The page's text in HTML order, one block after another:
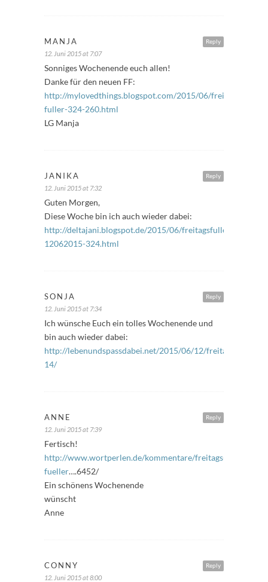
Reply
MANJA
12. Juni 2015 at 7:07
Sonniges Wochenende euch allen!
Danke für den neuen FF:
http://mylovedthings.blogspot.com/2015/06/freitags-
fuller-324-260.html
LG Manja
Reply
JANIKA
12. Juni 2015 at 7:32
Guten Morgen,
Diese Woche bin ich auch wieder dabei:
http://deltajani.blogspot.de/2015/06/freitagsfuller-
12062015-324.html
Reply
SONJA
12. Juni 2015 at 7:34
Ich wünsche Euch ein tolles Wochenende und
bin auch wieder dabei:
http://lebenundspassdabei.net/2015/06/12/freitagsfuller-
14/
Reply
ANNE
12. Juni 2015 at 7:39
Fertisch!
http://www.wortperlen.de/kommentare/freitags-
fueller….6452/
Ein schönens Wochenende
wünscht
Anne
Reply
CONNY
12. Juni 2015 at 8:00